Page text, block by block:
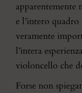
e l’intero
veramente
l’intera
violoncello che
Forse non